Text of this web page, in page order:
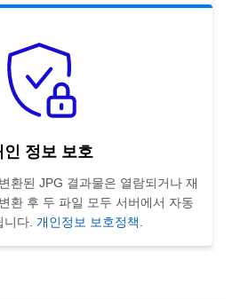
인 정보 보호
환된 JPG 결과물은 열람되거나 재
환 후 두 파일 모두 서버에서 자동
니다. 개인정보 보호정책.